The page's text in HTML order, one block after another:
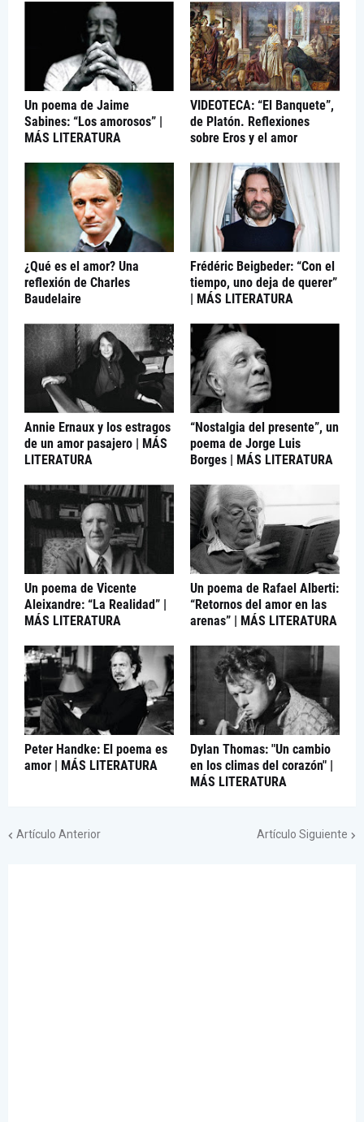
Un poema de Jaime
Sabines: “Los amorosos” |
MÁS LITERATURA
VIDEOTECA: “El Banquete”,
de Platón. Reflexiones
sobre Eros y el amor
¿Qué es el amor? Una
reflexión de Charles
Baudelaire
Frédéric Beigbeder: “Con el
tiempo, uno deja de querer”
| MÁS LITERATURA
Annie Ernaux y los estragos
de un amor pasajero | MÁS
LITERATURA
“Nostalgia del presente”, un
poema de Jorge Luis
Borges | MÁS LITERATURA
Un poema de Vicente
Aleixandre: “La Realidad” |
MÁS LITERATURA
Un poema de Rafael Alberti:
“Retornos del amor en las
arenas” | MÁS LITERATURA
Peter Handke: El poema es
amor | MÁS LITERATURA
Dylan Thomas: "Un cambio
en los climas del corazón" |
MÁS LITERATURA
Artículo Anterior Artículo Siguiente